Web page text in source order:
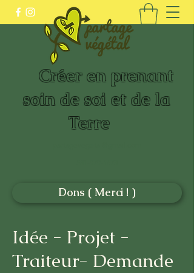
Créer en prenant
soin de soi et de la
Terre
Dons ( Merci ! )
Idée - Projet -
Traiteur- Demande